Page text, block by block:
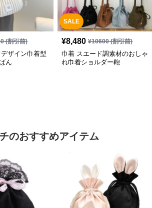
(割引前)
ザイン巾着型
ん
SALE
¥8,480 ¥10600(割引前)
巾着 スエード調素材のおしゃ
れ巾着ショルダー鞄
のおすすめアイテム